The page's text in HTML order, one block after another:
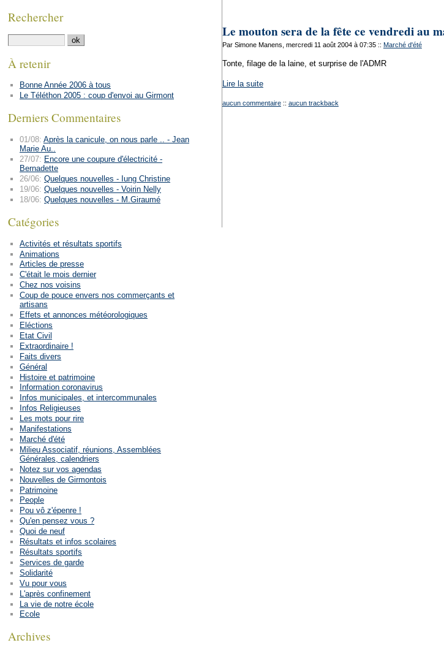
Le mouton sera de la fête ce vendredi au
Par Simone Manens, mercredi 11 août 2004 à 07:35 :: Marché d'été
Tonte, filage de la laine, et surprise de l'ADMR
Lire la suite
aucun commentaire :: aucun trackback
Rechercher
À retenir
Bonne Année 2006 à tous
Le Téléthon 2005 : coup d'envoi au Girmont
Derniers Commentaires
01/08: Après la canicule, on nous parle .. - Jean
Marie Au..
27/07: Encore une coupure d'électricité -
Bernadette
26/06: Quelques nouvelles - Iung Christine
19/06: Quelques nouvelles - Voirin Nelly
18/06: Quelques nouvelles - M.Giraumé
Catégories
Activités et résultats sportifs
Animations
Articles de presse
C'était le mois dernier
Chez nos voisins
Coup de pouce envers nos commerçants et
artisans
Effets et annonces météorologiques
Eléctions
Etat Civil
Extraordinaire !
Faits divers
Général
Histoire et patrimoine
Information coronavirus
Infos municipales, et intercommunales
Infos Religieuses
Les mots pour rire
Manifestations
Marché d'été
Milieu Associatif, réunions, Assemblées
Générales, calendriers
Notez sur vos agendas
Nouvelles de Girmontois
Patrimoine
People
Pou vô z'épenre !
Qu'en pensez vous ?
Quoi de neuf
Résultats et infos scolaires
Résultats sportifs
Services de garde
Solidarité
Vu pour vous
L'après confinement
La vie de notre école
Ecole
Archives